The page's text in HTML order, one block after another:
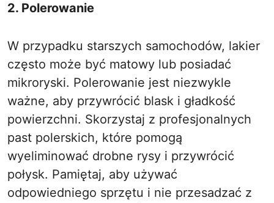
2. Polerowanie
W przypadku starszych samochodów, lakier
często może być matowy lub posiadać
mikroryski. Polerowanie jest niezwykle
ważne, aby przywrócić blask i gładkość
powierzchni. Skorzystaj z profesjonalnych
past polerskich, które pomogą
wyeliminować drobne rysy i przywrócić
połysk. Pamiętaj, aby używać
odpowiedniego sprzętu i nie przesadzać z